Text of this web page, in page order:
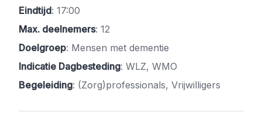
Eindtijd: 17:00
Max. deelnemers: 12
Doelgroep: Mensen met dementie
Indicatie Dagbesteding: WLZ, WMO
Begeleiding: (Zorg)professionals, Vrijwilligers